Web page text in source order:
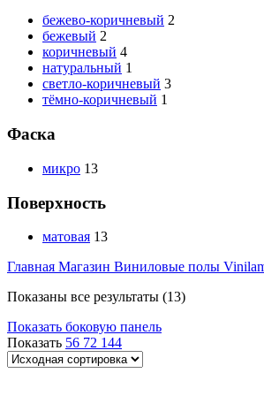
бежево-коричневый 2
бежевый 2
коричневый 4
натуральный 1
светло-коричневый 3
тёмно-коричневый 1
Фаска
микро 13
Поверхность
матовая 13
Главная Магазин Виниловые полы
Показаны все результаты (13)
Показать боковую панель
Показать 56 72 144